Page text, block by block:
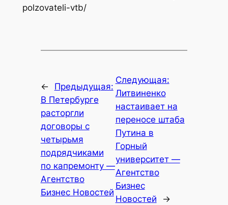
polzovateli-vtb/
←
Предыдущая:
В Петербурге
расторгли
договоры с
четырьмя
подрядчиками
по капремонту —
Агентство
Бизнес Новостей
Следующая:
Литвиненко
настаивает на
переносе штаба
Путина в
Горный
университет —
Агентство
Бизнес
Новостей
→